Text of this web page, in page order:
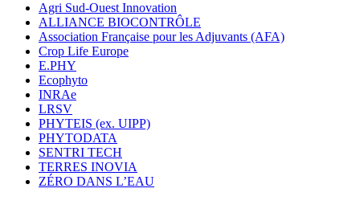
Agri Sud-Ouest Innovation
ALLIANCE BIOCONTRÔLE
Association Française pour les Adjuvants (AFA)
Crop Life Europe
E.PHY
Ecophyto
INRAe
LRSV
PHYTEIS (ex. UIPP)
PHYTODATA
SENTRI TECH
TERRES INOVIA
ZÉRO DANS L’EAU